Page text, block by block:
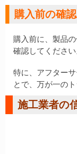
購入前の確
購入前に、製品
確認してください
特に、アフター
とで、万が一の
施工業者の